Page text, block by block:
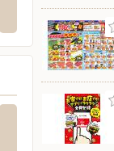
将軍1-28-5